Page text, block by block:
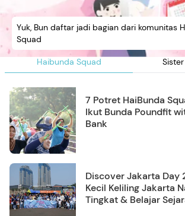
Haibunda Squad
Yuk, Bun daftar jadi bagian dari komunitas
Squad
7 Potret HaiBunda
Ikut Bunda Poundfit
Bank
Discover Jakarta Day
Kecil Keliling Jakarta
Tingkat & Belajar